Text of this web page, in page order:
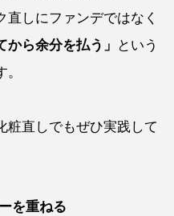
しにファンデではなく
から余分を払う」
という
粧直しでもぜひ実践して
を重ねる